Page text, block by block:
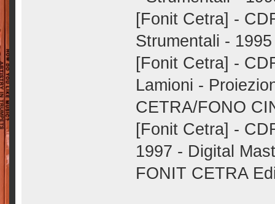
[Fonit Cetra] -
Strumentali - 1995
[Fonit Cetra] -
Lamioni -
CETRA/FONO
[Fonit Cetra] -
1997 - Digital
FONIT CETRA